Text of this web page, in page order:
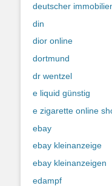
deutscher
din
dior online
dortmund
dr wentzel
e liquid günstig
e zigarette online
ebay
ebay kleinanzeige
ebay kleinanzeigen
edampf